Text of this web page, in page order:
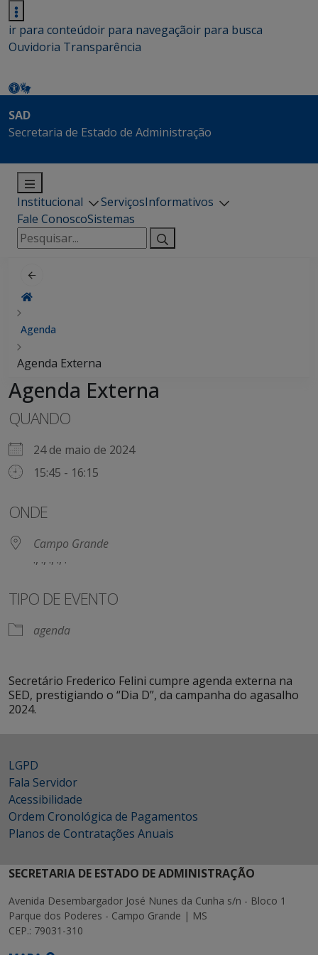
ir para conteúdoir para navegaçãoir para busca
Ouvidoria Transparência
SAD
Secretaria de Estado de Administração
Institucional ServiçosInformativos
Fale ConoscoSistemas
Pesquisar
por:
Agenda
Agenda Externa
Agenda Externa
QUANDO
24 de maio de 2024
15:45 - 16:15
ONDE
Campo Grande
., ., ., ., .
TIPO DE EVENTO
agenda
Secretário Frederico Felini cumpre agenda externa na
SED, prestigiando o “Dia D”, da campanha do agasalho
2024.
LGPD
Fala Servidor
Acessibilidade
Ordem Cronológica de Pagamentos
Planos de Contratações Anuais
SECRETARIA DE ESTADO DE ADMINISTRAÇÃO
Avenida Desembargador José Nunes da Cunha s/n - Bloco 1
Parque dos Poderes - Campo Grande | MS
CEP.: 79031-310